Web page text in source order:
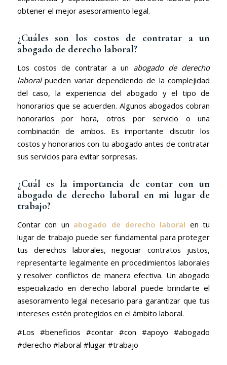
obtener el mejor asesoramiento legal.
¿Cuáles son los costos de contratar a un
abogado de derecho laboral?
Los costos de contratar a un abogado de derecho
laboralpueden variar dependiendo de la complejidad
del caso, la experiencia del abogado y el tipo de
honorarios que se acuerden. Algunos abogados cobran
honorarios por hora, otros por servicio o una
combinación de ambos. Es importante discutir los
costos y honorarios con tu abogado antes de contratar
sus servicios para evitar sorpresas.
¿Cuál es la importancia de contar con un
abogado de derecho laboral en mi lugar de
trabajo?
Contar con un abogado de derecho laboral en tu
lugar de trabajo puede ser fundamental para proteger
tus derechos laborales, negociar contratos justos,
representarte legalmente en procedimientos laborales
y resolver conflictos de manera efectiva. Un abogado
especializado en derecho laboral puede brindarte el
asesoramiento legal necesario para garantizar que tus
intereses estén protegidos en el ámbito laboral.
#Los #beneficios #contar #con #apoyo #abogado
#derecho #laboral #lugar #trabajo